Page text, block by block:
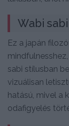
Wabi
Ez a japán
sabi stílusban
vizuálisan
hatású, mivel a
odafigyelés